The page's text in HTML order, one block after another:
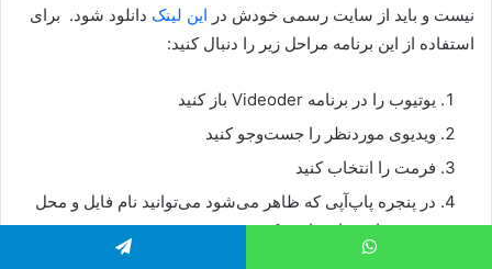
نیست و باید از سایت رسمی خودش در این لینک دانلود شود. برای
استفاده از این برنامه مراحل زیر را دنبال کنید:
یوتیوب را در برنامه Videoder باز کنید
ویدیوی موردنظر را جست‌وجو کنید
فرمت را انتخاب کنید
در پنجره پاپ‌آپی که ظاهر می‌شود می‌توانید نام فایل و محل
ذخیره‌سازی را ویرایش کنید